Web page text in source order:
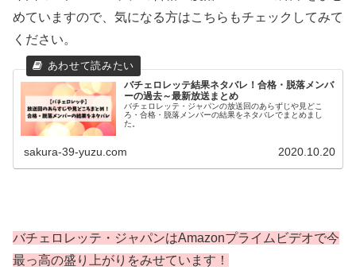
めていますので、気になる方はこちらもチェックしてみて
ください。
バチェロレッテ結果ネタバレ！合格・脱落メンバ
ーの過去～最新放送まとめ
バチェロレッテ・ジャパンの放送回のあらずじや見どこ
ろ・合格・脱落メンバーの結果をネタバレでまとめまし
た。
sakura-39-yuzu.com 2020.10.20
バチェロレッテ・ジャパンはAmazonプライムビデオで今
最っ高の盛り上がりをみせています！